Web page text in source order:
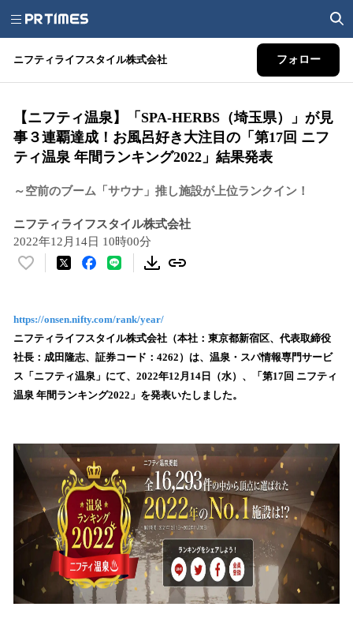
ニフティライフスタイル株式会社 フォロー
【ニフティ温泉】「SPA-HERBS（埼玉県）」が見
事３連覇達成！お風呂好き大注目の「第17回 ニフ
ティ温泉 年間ランキング2022」結果発表
～空前のブーム「サウナ」推し施設が上位ランクイン！
ニフティライフスタイル株式会社
2022年12月14日 10時00分
い
！
数
を
読
込
す
https://onsen.nifty.com/rank/year/
ニフティライフスタイル株式会社（本社：東京都新宿区、代表取締役
社長：成田隆志、証券コード：4262）は、温泉・スパ情報専門サービ
ス「ニフティ温泉」にて、2022年12月14日（水）、「第17回 ニフティ
温泉 年間ランキング2022」を発表いたしました。